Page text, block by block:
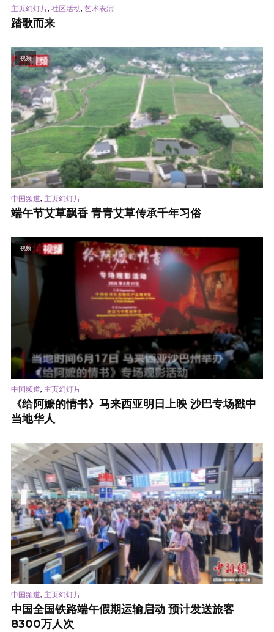
主页幻灯片, 社区活动, 艺术表演
踏歌而来
视频
中国频道, 主页幻灯片
端午节艾草飘香 青青艾草传承千年习俗
视频
中国频道, 主页幻灯片
《给阿嬷的情书》马来西亚明日上映 沙巴专场戳中
当地华人
中国频道, 主页幻灯片
中国全国铁路端午假期运输启动 预计发送旅客
8300万人次